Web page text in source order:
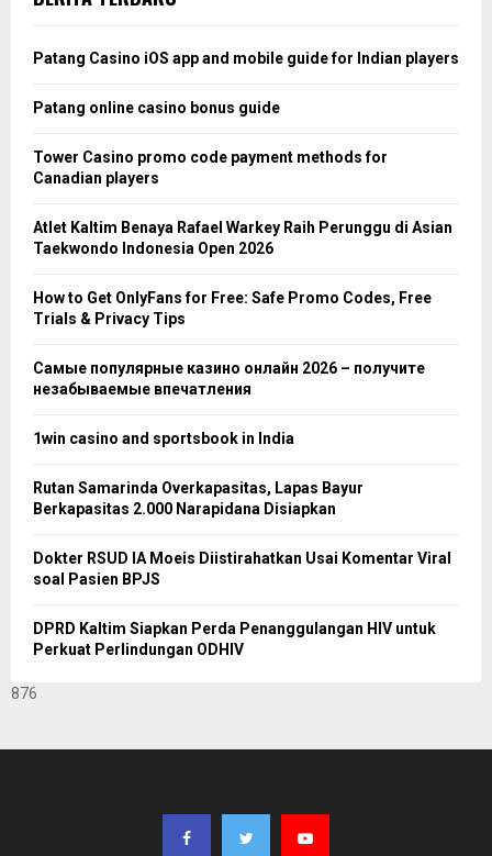
Patang Casino iOS app and mobile guide for Indian players
Patang online casino bonus guide
Tower Casino promo code payment methods for
Canadian players
Atlet Kaltim Benaya Rafael Warkey Raih Perunggu di Asian
Taekwondo Indonesia Open 2026
How to Get OnlyFans for Free: Safe Promo Codes, Free
Trials & Privacy Tips
Самые популярные казино онлайн 2026 – получите
незабываемые впечатления
1win casino and sportsbook in India
Rutan Samarinda Overkapasitas, Lapas Bayur
Berkapasitas 2.000 Narapidana Disiapkan
Dokter RSUD IA Moeis Diistirahatkan Usai Komentar Viral
soal Pasien BPJS
DPRD Kaltim Siapkan Perda Penanggulangan HIV untuk
Perkuat Perlindungan ODHIV
876